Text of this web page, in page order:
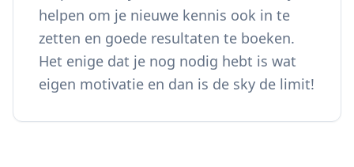
helpen om je nieuwe kennis ook in te
zetten en goede resultaten te boeken.
Het enige dat je nog nodig hebt is wat
eigen motivatie en dan is de sky de limit!